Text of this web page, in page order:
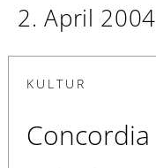
2. April 2004
KULTUR
Concordia